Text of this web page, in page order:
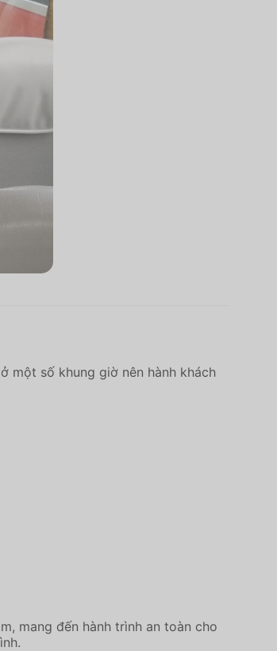
một số khung giờ nên hành khách
mang đến hành trình an toàn cho